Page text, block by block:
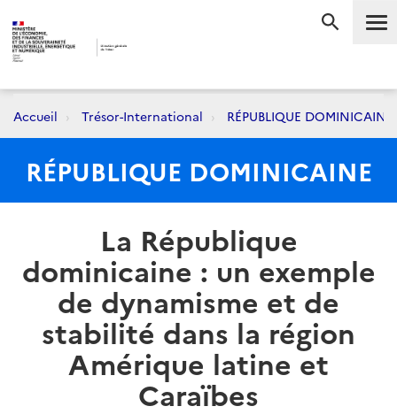
Accueil Trésor-International RÉPUBLIQUE DOMINICAINE
RÉPUBLIQUE DOMINICAINE
La République
dominicaine : un exemple
de dynamisme et de
stabilité dans la région
Amérique latine et
Caraïbes